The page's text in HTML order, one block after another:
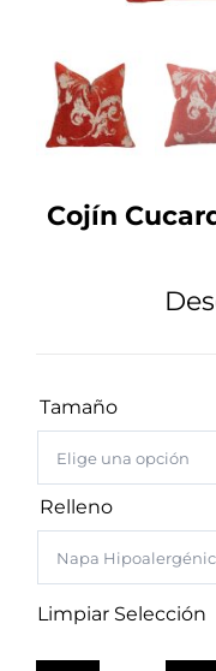
Cojín
Tamaño
Relleno
Limpiar Selección